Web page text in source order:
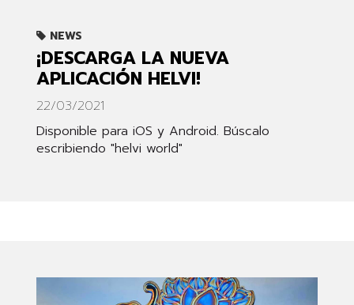
NEWS
¡DESCARGA LA NUEVA
APLICACIÓN HELVI!
22/03/2021
Disponible para iOS y Android. Búscalo
escribiendo "helvi world"